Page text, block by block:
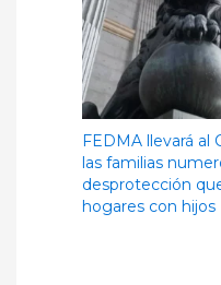
FEDMA llevará al
las familias
desprotección
hogares con hijos